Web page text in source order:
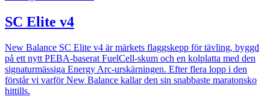
SC Elite v4
New Balance SC Elite v4 är märkets flaggskepp för tävling, byggd
på ett nytt PEBA-baserat FuelCell-skum och en kolplatta med den
signaturmässiga Energy Arc-urskärningen. Efter flera lopp i den
förstår vi varför New Balance kallar den sin snabbaste maratonsko
hittills.